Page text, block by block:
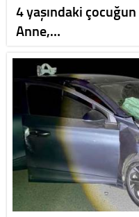
4 yaşındaki
Anne,…